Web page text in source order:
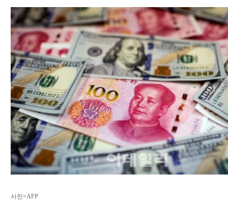
사진=AFP